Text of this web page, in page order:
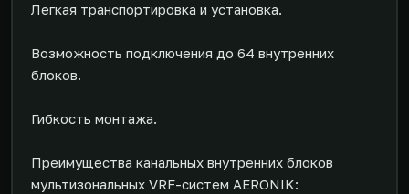
Легкая транспортировка и установка.
Возможность подключения до 64 внутренних
блоков.
Гибкость монтажа.
Преимущества канальных внутренних блоков
мультизональных VRF-систем AERONIK: